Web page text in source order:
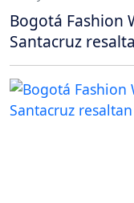
Bogotá Fashion
Santacruz